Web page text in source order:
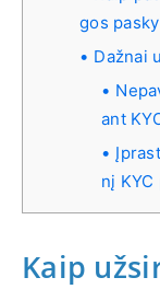
gos
Dažnai
ant
nį
Kaip